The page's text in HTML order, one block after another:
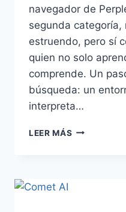
navegador de
segunda categoría,
estruendo, pero sí
quien no solo
comprende. Un
búsqueda: un
interpreta…
LEER MÁS